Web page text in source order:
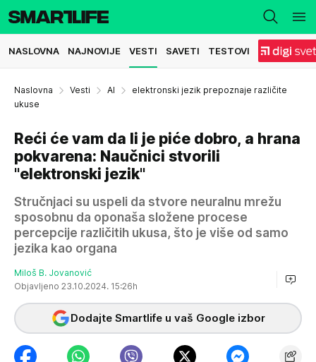
NASLOVNA NAJNOVIJE VESTI SAVETI TESTOVI
Naslovna Vesti AI
elektronski jezik prepoznaje različite
ukuse
Reći će vam da li je piće dobro, a hrana
pokvarena: Naučnici stvorili
"elektronski jezik"
Stručnjaci su uspeli da stvore neuralnu mrežu
sposobnu da oponaša složene procese
percepcije različitih ukusa, što je više od samo
jezika kao organa
Miloš B. Jovanović
Objavljeno 23.10.2024. 15:26h
Dodajte Smartlife u vaš Google izbor